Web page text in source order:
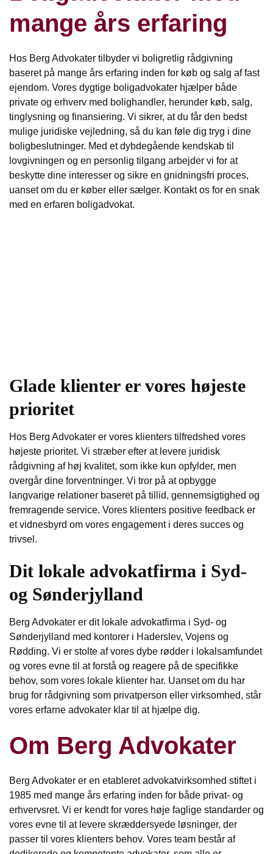
mange års erfaring
Hos Berg Advokater tilbyder vi boligretlig rådgivning
baseret på mange års erfaring inden for køb og salg af fast
ejendom. Vores dygtige boligadvokater hjælper både
private og erhverv med bolighandler, herunder køb, salg,
tinglysning og finansiering. Vi sikrer, at du får den bedst
mulige juridiske vejledning, så du kan føle dig tryg i dine
boligbeslutninger. Med et dybdegående kendskab til
lovgivningen og en personlig tilgang arbejder vi for at
beskytte dine interesser og sikre en gnidningsfri proces,
uanset om du er køber eller sælger. Kontakt os for en snak
med en erfaren boligadvokat.
Glade klienter er vores højeste
prioritet
Hos Berg Advokater er vores klienters tilfredshed vores
højeste prioritet. Vi stræber efter at levere juridisk
rådgivning af høj kvalitet, som ikke kun opfylder, men
overgår dine forventninger. Vi tror på at opbygge
langvarige relationer baseret på tillid, gennemsigtighed og
fremragende service. Vores klienters positive feedback er
et vidnesbyrd om vores engagement i deres succes og
trivsel.
Dit lokale advokatfirma i Syd-
og Sønderjylland
Berg Advokater er dit lokale advokatfirma i Syd- og
Sønderjylland med kontorer i Haderslev, Vojens og
Rødding. Vi er stolte af vores dybe rødder i lokalsamfundet
og vores evne til at forstå og reagere på de specifikke
behov, som vores lokale klienter har. Uanset om du har
brug for rådgivning som privatperson eller virksomhed, står
vores erfarne advokater klar til at hjælpe dig.
Om Berg Advokater
Berg Advokater er en etableret advokatvirksomhed stiftet i
1985 med mange års erfaring inden for både privat- og
erhvervsret. Vi er kendt for vores høje faglige standarder og
vores evne til at levere skræddersyede løsninger, der
passer til vores klienters behov. Vores team består af